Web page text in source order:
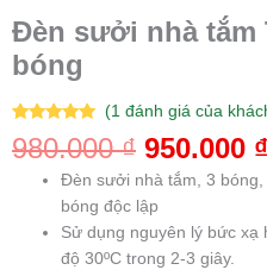
Đèn sưởi nhà tắm
bóng
5.00 trên 5
dựa trên
1
(1đánh giá của
980.000₫ 950.000 ₫
Đèn sưởi nhà tắm, 3 bóng,
bóng độc lập
Sử dụng nguyên lý bức
độ 30ºC trong 2-3 giây.